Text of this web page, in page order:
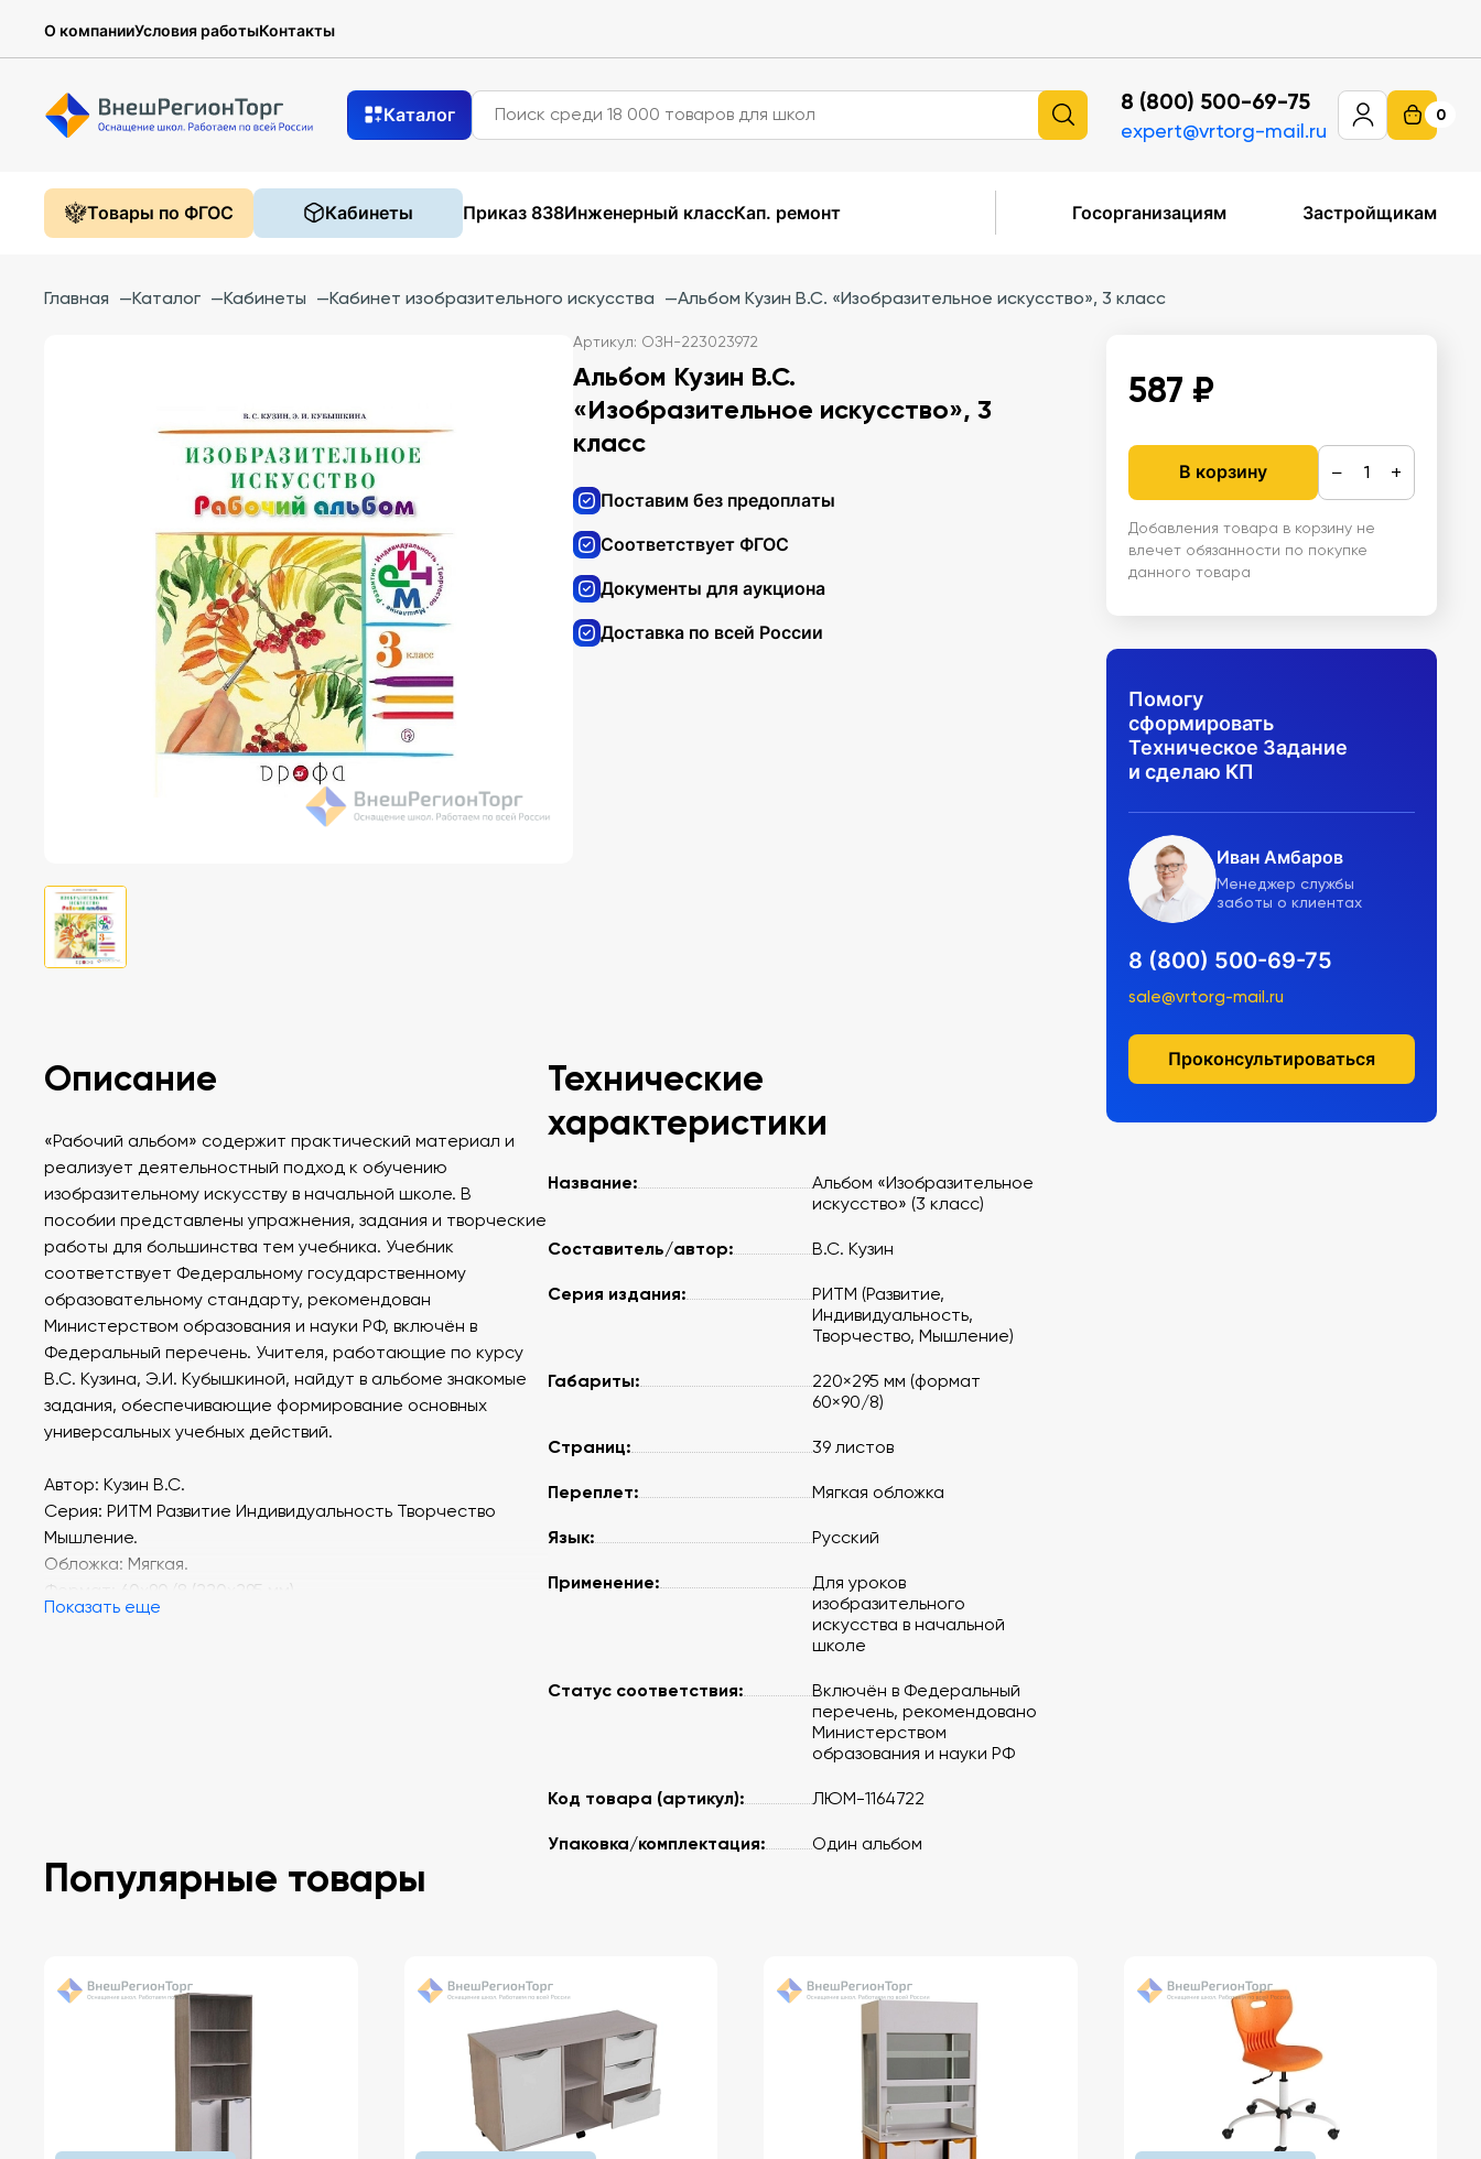
О компанииУсловия работыКонтакты
Каталог 8 (800) 500-69-75
expert@vrtorg-mail.ru
0
Товары по ФГОС Кабинеты Приказ 838Инженерный классКап. ремонт Госорганизациям Застройщикам
Главная —Каталог —Кабинеты —Кабинет изобразительного искусства —Альбом Кузин В.С. «Изобразительное искусство», 3 класс
Артикул: ОЗН-223023972
Альбом Кузин В.С.
«Изобразительное искусство», 3
класс
Поставим без предоплаты
Соответствует ФГОС
Документы для аукциона
Доставка по всей России
587 ₽
В корзину − +
Добавления товара в корзину не
влечет обязанности по покупке
данного товара
Помогу
сформировать
Техническое Задание
и сделаю КП
Иван Амбаров
Менеджер службы
заботы о клиентах
8 (800) 500-69-75
sale@vrtorg-mail.ru
Проконсультироваться
Описание
«Рабочий альбом» содержит практический материал и
реализует деятельностный подход к обучению
изобразительному искусству в начальной школе. В
пособии представлены упражнения, задания и творческие
работы для большинства тем учебника. Учебник
соответствует Федеральному государственному
образовательному стандарту, рекомендован
Министерством образования и науки РФ, включён в
Федеральный перечень. Учителя, работающие по курсу
В.С. Кузина, Э.И. Кубышкиной, найдут в альбоме знакомые
задания, обеспечивающие формирование основных
универсальных учебных действий.
Автор: Кузин В.С.
Серия: РИТМ Развитие Индивидуальность Творчество
Мышление.
Обложка: Мягкая.
Формат: 60х90/8 (220х295 мм).
Кол-во страниц: 39.
Показать еще
Технические
характеристики
Название:
Альбом «Изобразительное
искусство» (3 класс)
Составитель/автор: В.С. Кузин
Серия издания:
РИТМ (Развитие,
Индивидуальность,
Творчество, Мышление)
Габариты:
220×295 мм (формат
60×90/8)
Страниц: 39 листов
Переплет: Мягкая обложка
Язык: Русский
Применение:
Для уроков
изобразительного
искусства в начальной
школе
Статус соответствия:
Включён в Федеральный
перечень, рекомендовано
Министерством
образования и науки РФ
Код товара (артикул): ЛЮМ-1164722
Упаковка/комплектация: Один альбом
Популярные товары